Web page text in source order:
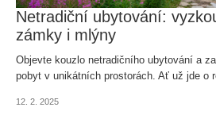
Netradiční ubytování:
zámky i mlýny
Objevte kouzlo netradičního ubytování a
pobyt v unikátních prostorách. Ať už jde o
způsob cestování vás nadchne!
12. 2. 2025